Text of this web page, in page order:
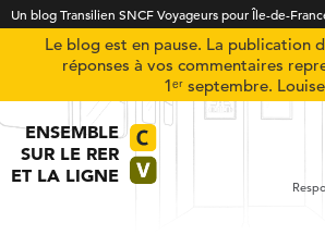
Un blog Transilien SNCF Voyageurs pour Île-de-
Le blog est en pause. La publication
réponses à vos commentaires
1ᵉʳ septembre. Louise
ENSEMBLE
SUR LE RER
ET LA LIGNE